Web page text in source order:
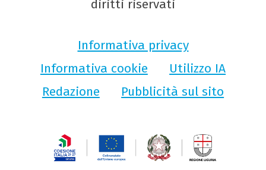
diritti riservati
Informativa privacy
Informativa cookie
Utilizzo IA
Redazione
Pubblicità sul sito